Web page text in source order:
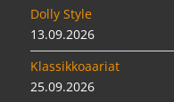
Dolly Style
13.09.2026
Klassikkoaariat
25.09.2026